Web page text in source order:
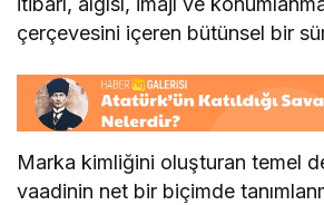
çerçevesini içeren bütünsel bir
Marka kimliğini oluşturan temel
vaadinin net bir biçimde